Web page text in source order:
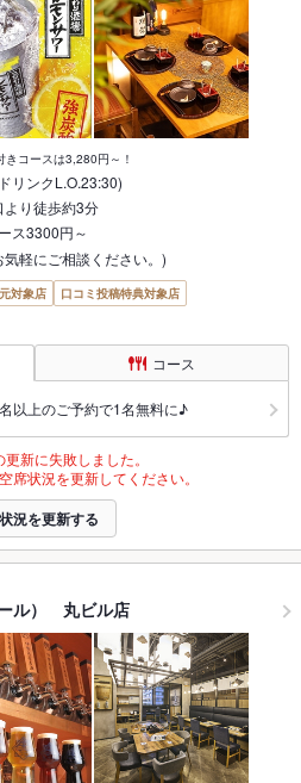
コースは3,280円～！
リンクL.O.23:30)
より徒歩約3分
ス3300円～
軽にご相談ください。)
対象店
口コミ投稿特典対象店
コース
以上のご予約で1名無料に♪
新に失敗しました。
席状況を更新してください。
況を更新する
ル） 丸ビル店